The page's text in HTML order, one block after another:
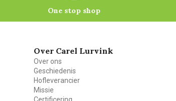
One stop shop
Over Carel Lurvink
Over ons
Geschiedenis
Hofleverancier
Missie